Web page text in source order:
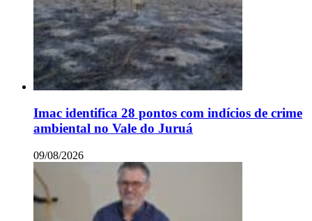
Imac identifica 28 pontos com indícios de crime
ambiental no Vale do Juruá
09/08/2026